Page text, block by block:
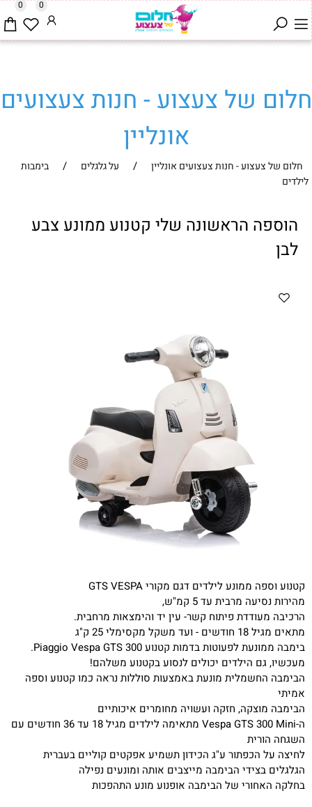
0 0
חלום של צעצוע - חנות צעצועים
אונליין
חלום של צעצוע - חנות צעצועים אונליין / על גלגלים /
בימבות
לילדים
הוספה הראשונה שלי קטנוע ממונע צבע
לבן
קטנוע וספה ממונע לילדים דגם מקורי GTS VESPA
מהירות נסיעה מרבית עד 5 קמ"ש,
הרכיבה מעודדת פיתוח קשר- עין יד והימצאות מרחבית.
מתאים מגיל 18 חודשים - ועד משקל מקסימלי 25 ק"ג
בימבה ממונעת לפעוטות בדמות קטנוע Piaggio Vespa
GTS
300.
מעכשיו, גם הילדים יכולים לנסוע בקטנוע משלהם!
הבימבה החשמלית מונעת באמצעות סוללות נראה כמו קטנוע וספה
אמיתי
הבימבה מוצקה, חזקה ועשויה מחומרים איכותיים
ה-Vespa
GTS
300 Mini מתאימה לילדים מגיל 18 עד 36 חודשים עם
השגחה הורית
לחיצה על הכפתור ע"ג הכידון תשמיע אפקטים קוליים בעברית
הגלגלים בצידי הבימבה מייצבים אותה ומונעים נפילה
בחלקה האחורי של הבימבה אופנוע מונע התהפכות